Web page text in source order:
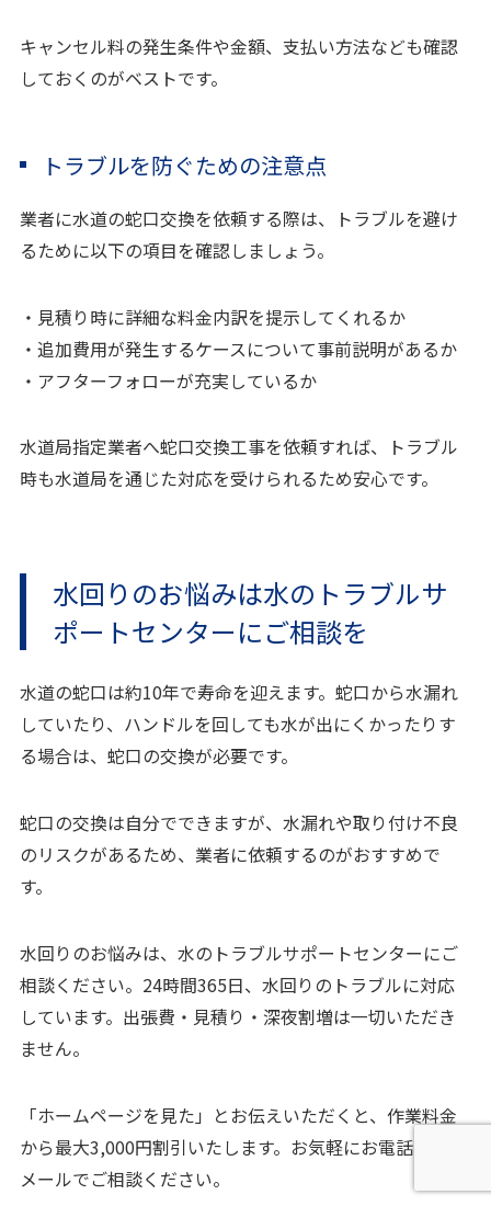
キャンセル料の発生条件や金額、支払い方法なども確認
しておくのがベストです。
トラブルを防ぐための注意点
業者に水道の蛇口交換を依頼する際は、トラブルを避け
るために以下の項目を確認しましょう。
・見積り時に詳細な料金内訳を提示してくれるか
・追加費用が発生するケースについて事前説明があるか
・アフターフォローが充実しているか
水道局指定業者へ蛇口交換工事を依頼すれば、トラブル
時も水道局を通じた対応を受けられるため安心です。
水回りのお悩みは水のトラブルサ
ポートセンターにご相談を
水道の蛇口は約10年で寿命を迎えます。蛇口から水漏れ
していたり、ハンドルを回しても水が出にくかったりす
る場合は、蛇口の交換が必要です。
蛇口の交換は自分でできますが、水漏れや取り付け不良
のリスクがあるため、業者に依頼するのがおすすめで
す。
水回りのお悩みは、 水のトラブルサポートセンターにご
相談ください。24時間365日、水回りのトラブルに対応
しています。出張費・見積り・深夜割増は一切いただき
ません。
「ホームページを見た」とお伝えいただくと、作業料金
から最大3,000円割引いたします。お気軽にお電話または
メールでご相談ください。